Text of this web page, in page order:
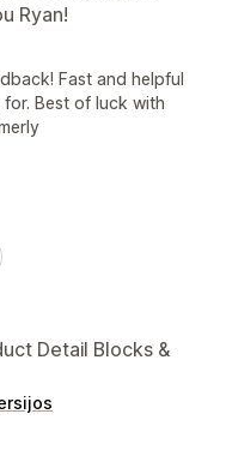
Ryan!
Fast and helpful
Best of luck with
Detail Blocks &